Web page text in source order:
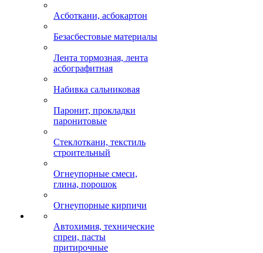
Асботкани, асбокартон
Безасбестовые материалы
Лента тормозная, лента
асбографитная
Набивка сальниковая
Паронит, прокладки
паронитовые
Стеклоткани, текстиль
строительный
Огнеупорные смеси,
глина, порошок
Огнеупорные кирпичи
Автохимия, технические
спреи, пасты
притирочные